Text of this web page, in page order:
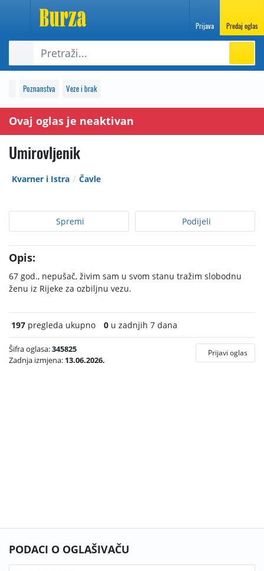
Prijava Predaj oglas
Poznanstva Veze i brak
Ovaj oglas je neaktivan
Umirovljenik
Kvarner i Istra Čavle
Spremi Podijeli
Opis:
67 god., nepušač, živim sam u svom stanu tražim slobodnu
ženu iz Rijeke za ozbiljnu vezu.
197 pregleda ukupno 0 u zadnjih 7 dana
Šifra oglasa:345825
Zadnja izmjena: 13.06.2026.
Prijavi oglas
PODACI O OGLAŠIVAČU